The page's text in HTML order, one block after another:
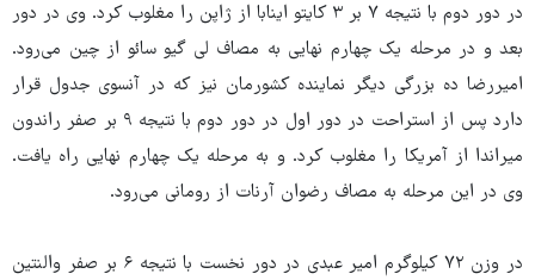
در دور دوم با نتیجه ۷ بر ۳ کایتو اینابا از ژاپن را مغلوب کرد. وی در دور
بعد و در مرحله یک چهارم نهایی به مصاف لی گیو سائو از چین می‌رود.
امیررضا ده بزرگی دیگر نماینده کشورمان نیز که در آنسوی جدول قرار
دارد پس از استراحت در دور اول در دور دوم با نتیجه ۹ بر صفر راندون
میراندا از آمریکا را مغلوب کرد. و به مرحله یک چهارم نهایی راه یافت.
وی در این مرحله به مصاف رضوان آرنات از رومانی می‌رود.
در وزن ۷۲ کیلوگرم امیر عبدی در دور نخست با نتیجه ۶ بر صفر والنتین